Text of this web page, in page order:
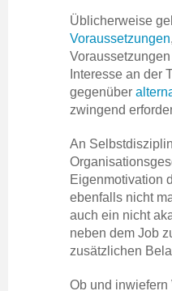
Üblicherweise
Voraussetzungen
Interesse an der
gegenüber
zwingend
An
Eigenmotivation
ebenfalls nicht
auch ein nicht
neben dem Job
zusätzlichen
Ob und inwiefern